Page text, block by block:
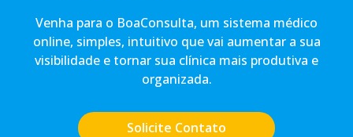
Venha para o BoaConsulta, um sistema médico
online, simples, intuitivo que vai aumentar a sua
visibilidade e tornar sua clínica mais produtiva e
organizada.
Solicite Contato